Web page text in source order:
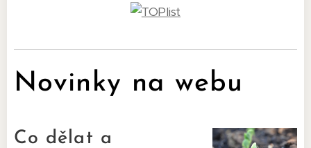
Novinky na webu
Co dělat a